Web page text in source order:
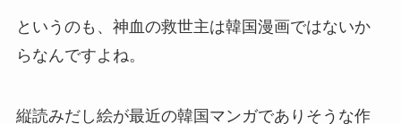
というのも、神血の救世主は韓国漫画ではないか
らなんですよね。
縦読みだし絵が最近の韓国マンガでありそうな作